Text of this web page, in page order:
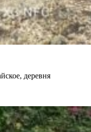
деревня